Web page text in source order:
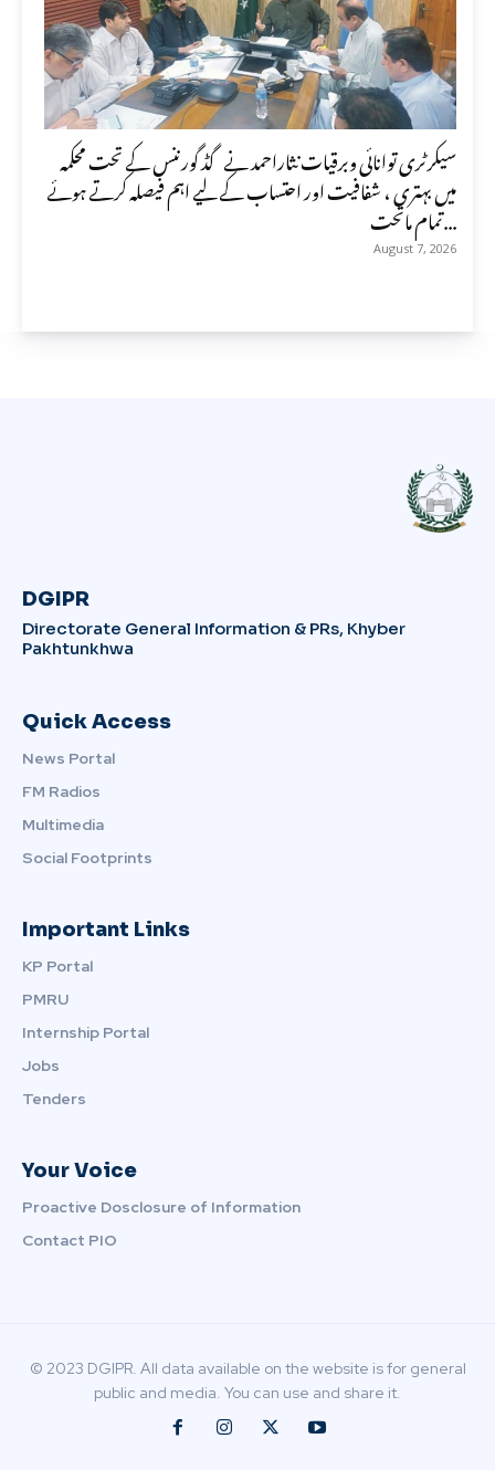
سیکرٹری توانائی وبرقیات نثاراحمد نے گڈ گورننس کے تحت محکمہ
میں بہتری ، شفافیت اور احتساب کے لیے اہم فیصلہ کرتے ہوئے
تمام ماتحت...
August 7, 2026
DGIPR
Directorate General Information & PRs, Khyber
Pakhtunkhwa
Quick Access
News Portal
FM Radios
Multimedia
Social Footprints
Important Links
KP Portal
PMRU
Internship Portal
Jobs
Tenders
Your Voice
Proactive Dosclosure of Information
Contact PIO
© 2023 DGIPR. All data available on the website is for general
public and media. You can use and share it.